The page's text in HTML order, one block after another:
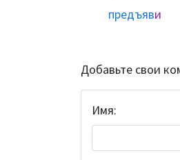
предъяви
Добавьте свои
Имя: